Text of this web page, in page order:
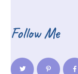
Follow Me